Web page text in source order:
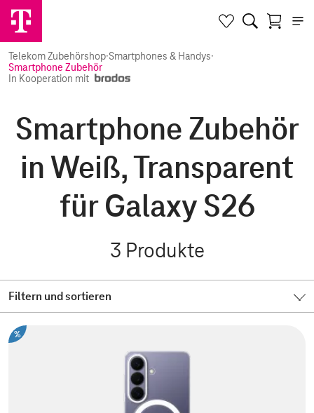
Telekom Zubehörshop·Smartphones & Handys·
Smartphone Zubehör
In Kooperation mit
Smartphone Zubehör
in Weiß, Transparent
für Galaxy S26
3 Produkte
Filtern und sortieren
%